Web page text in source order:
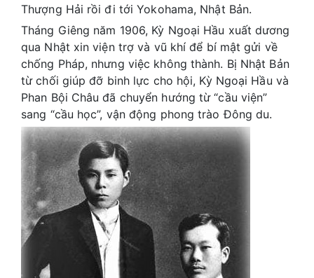
Thượng Hải rồi đi tới Yokohama, Nhật Bản.
Tháng Giêng năm 1906, Kỳ Ngoại Hầu xuất dương
qua Nhật xin viện trợ và vũ khí để bí mật gửi về
chống Pháp, nhưng việc không thành. Bị Nhật Bản
từ chối giúp đỡ binh lực cho hội, Kỳ Ngoại Hầu và
Phan Bội Châu đã chuyển hướng từ “cầu viện”
sang “cầu học”, vận động phong trào Đông du.